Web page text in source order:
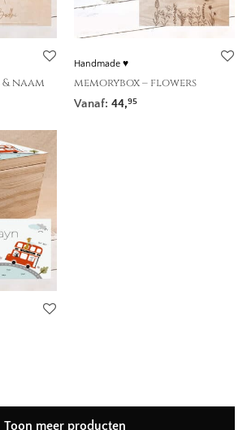
naam
Handmade ♥
memorybox – flowers
Vanaf: 44,95
44,95 tot 89,95
Toon meer producten